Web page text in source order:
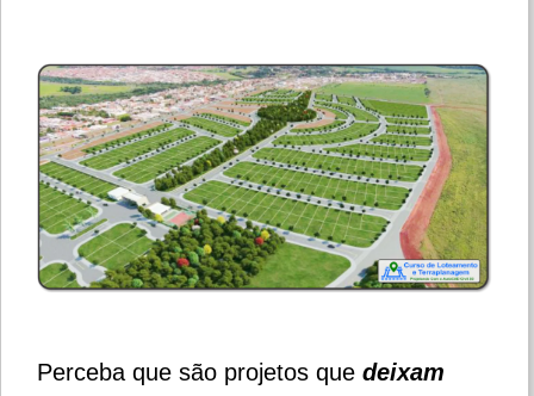
Perceba que são projetos que deixam